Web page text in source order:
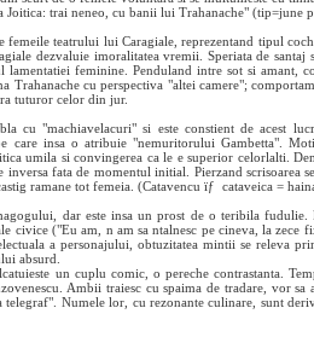
Joitica: trai neneo, cu banii lui Trahanache" (tip=june
femeile teatrului lui Caragiale, reprezentand tipul
dezvaluie imoralitatea vremii. Speriata de santaj
lamentatiei feminine. Penduland intre sot si amant,
Trahanache cu perspectiva "altei camere";
tuturor celor din jur.
cu "machiavelacuri" si este constient de acest
care insa o atribuie "nemuritorului Gambetta".
umila si convingerea ca le e superior celorlalti.
fata de momentul initial. Pierzand scrisoarea
ramane tot femeia. (Catavencu ïƒ cataveica =
dar este insa un prost de o teribila fudulie.
civice ("Eu am, n am sa ntalnesc pe cineva, la
a personajului, obtuzitatea mintii se releva
absurd.
un cuplu comic, o pereche contrastanta.
Ambii traiesc cu spaima de tradare, vor sa
telegraf". Numele lor, cu rezonante culinare, sunt